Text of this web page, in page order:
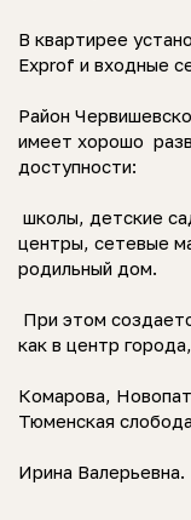
В квартирее
Exprof и входные
Район
имеет хорошо
доступности:
школы, детские
центры, сетевые
родильный дом.
При этом
как в центр
Комарова,
Тюменская слобода.
Ирина Валерьевна.